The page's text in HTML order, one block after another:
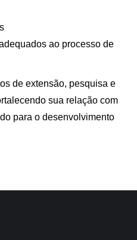
ao processo de
de extensão, pesquisa e
sua relação com
para o desenvolvimento